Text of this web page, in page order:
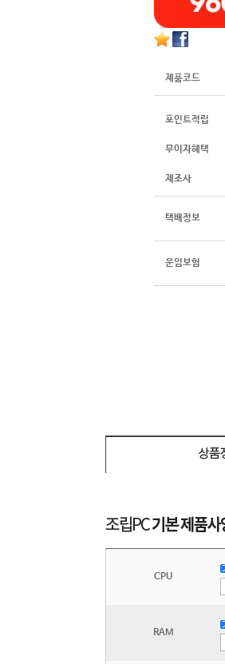
제품코드
포인트적립
무이자혜택
제조사
택배정보
운임보험
CPU
RAM